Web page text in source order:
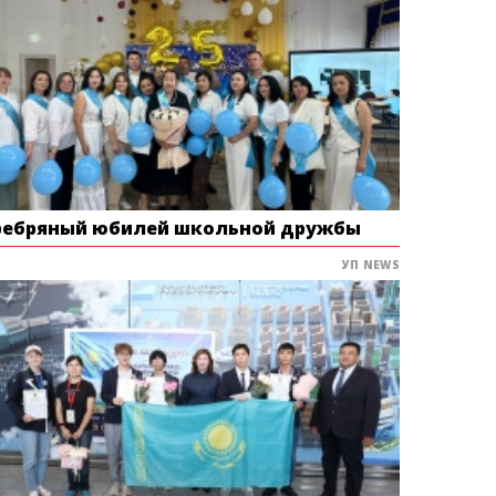
юбилей школьной дружбы
УП NEWS